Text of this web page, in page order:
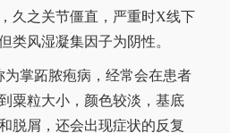
久之关节僵直，严重时X线下
类风湿凝集因子为阴性。
掌跖脓疱病，经常会在患者
粟粒大小，颜色较淡，基底
脱屑，还会出现症状的反复